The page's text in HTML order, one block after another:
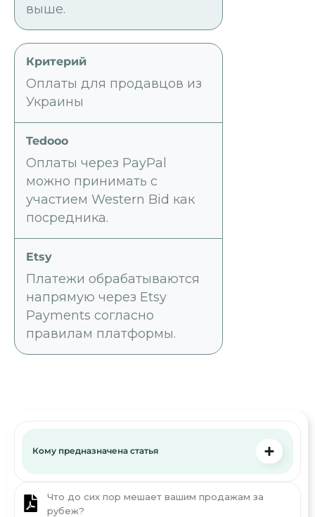
выше.
Оплаты для продавцов из
Украины
Оплаты через PayPal
можно принимать с
участием Western Bid как
посредника.
Платежи обрабатываются
напрямую через Etsy
Payments согласно
правилам платформы.
Кому предназначена статья
Что до сих пор мешает вашим продажам за
рубеж?